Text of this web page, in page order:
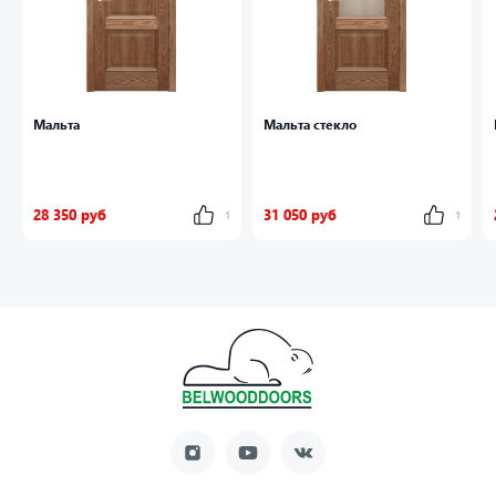
Мальта
28 350 руб 1
Мальта стекло
31 050 руб 1